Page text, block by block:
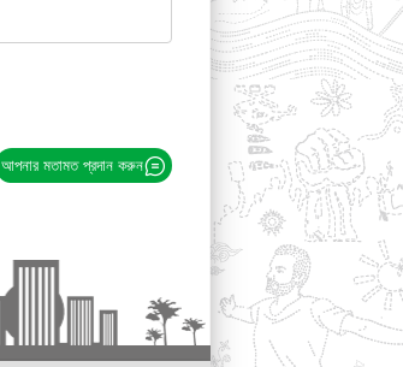
আপনার মতামত প্রদান করুন